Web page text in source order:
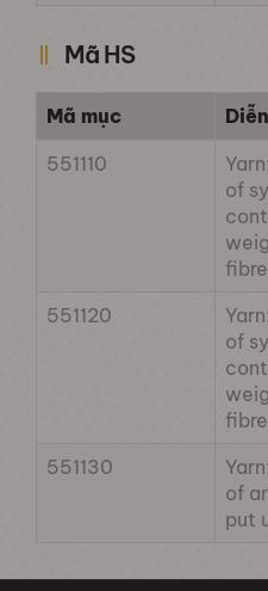
Mã HS
Mã mục
551110
of
551120
of
551130
of
put